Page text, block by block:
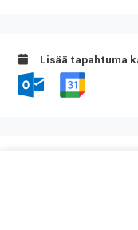
Lisää tapahtuma